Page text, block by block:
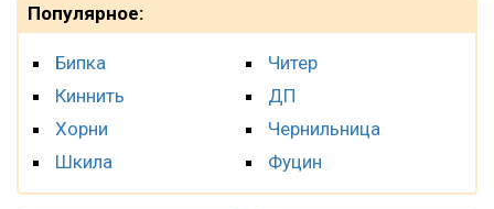
Популярное:
Бипка
Киннить
Хорни
Шкила
Читер
ДП
Чернильница
Фуцин